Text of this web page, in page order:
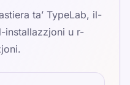
ta’ TypeLab, il-
installazzjoni u r-